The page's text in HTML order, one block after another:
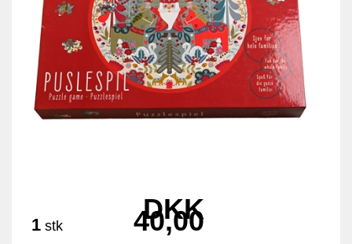
1 stk
DKK
40,00